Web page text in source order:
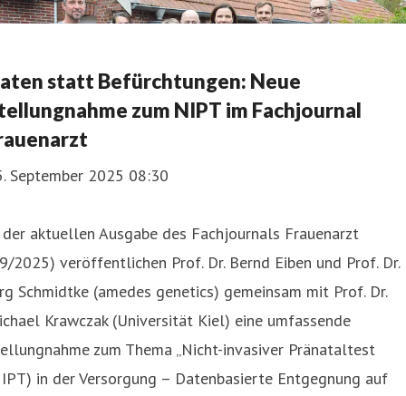
statt Befürchtungen: Neue
zum NIPT im Fachjournal
September 2025 08:30
aktuellen Ausgabe des Fachjournals Frauenarzt
2025) veröffentlichen Prof. Dr. Bernd Eiben und Prof. Dr.
Schmidtke (amedes genetics) gemeinsam mit Prof. Dr.
Krawczak (Universität Kiel) eine umfassende
zum Thema „Nicht-invasiver Pränataltest
in der Versorgung – Datenbasierte Entgegnung auf